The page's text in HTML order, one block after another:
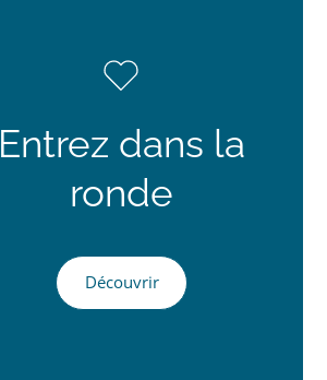
Entrez dans la
ronde
Découvrir